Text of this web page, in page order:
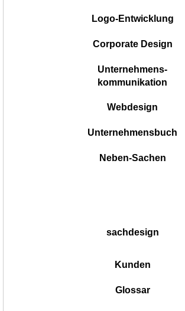
Logo-Entwicklung
Corporate Design
Unternehmens-
kommunikation
Webdesign
Unternehmensbuch
Neben-Sachen
sachdesign
Kunden
Glossar